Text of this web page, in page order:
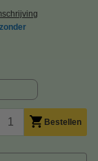
Bestellen